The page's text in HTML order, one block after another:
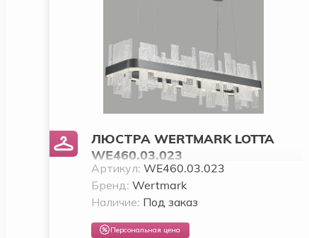
ЛЮСТРА WERTMARK LOTTA
WE460.03.023
Артикул: WE460.03.023
Бренд: Wertmark
Наличие: Под заказ
Персональная цена